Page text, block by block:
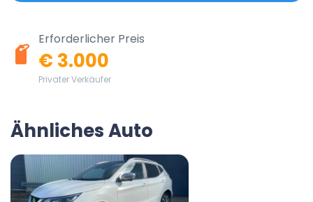
Erforderlicher Preis
€ 3.000
Privater Verkäufer
Ähnliches Auto